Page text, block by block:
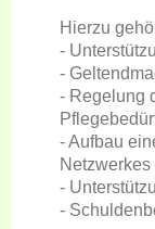
Hierzu
-
-
- Regelung
- Aufbau
Netzwerkes
-
-